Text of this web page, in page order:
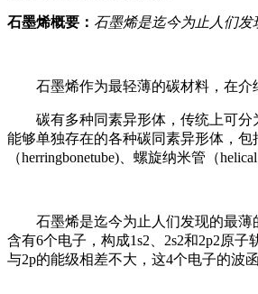
石墨烯概要： 石墨烯是迄今为止人们发
石墨烯作为最轻薄的碳材料，在介
碳有多种同素异形体，传统上可
能够单独存在的各种碳同素异形体，包
（herringbonetube)、螺旋纳米管（
石墨烯是迄今为止人们发现的最
含有6个电子，构成1s2、2s2和2p2原
与2p的能级相差不大，这4个电子的波